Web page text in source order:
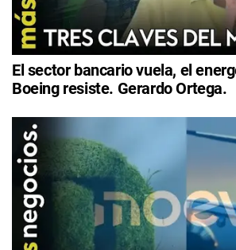
El sector bancario vuela, el
Boeing resiste. Gerardo Ortega.